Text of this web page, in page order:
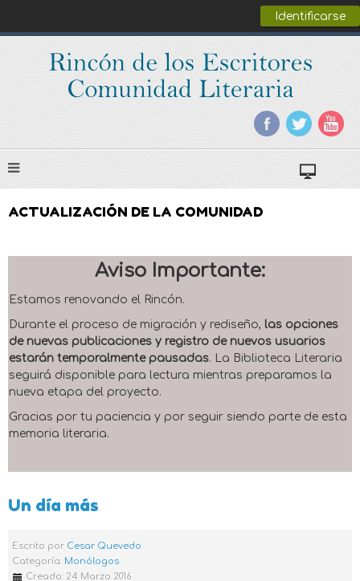
Identificarse
ACTUALIZACIÓN DE LA COMUNIDAD
Aviso Importante:
Estamos renovando el Rincón.
Durante el proceso de migración y rediseño, las opciones
de nuevas publicaciones y registro de nuevos usuarios
estarán temporalmente pausadas. La Biblioteca Literaria
seguirá disponible para lectura mientras preparamos la
nueva etapa del proyecto.
Gracias por tu paciencia y por seguir siendo parte de esta
memoria literaria.
Un día más
Escrito por Cesar Quevedo
Categoría: Monólogos
Creado: 24 Marzo 2016